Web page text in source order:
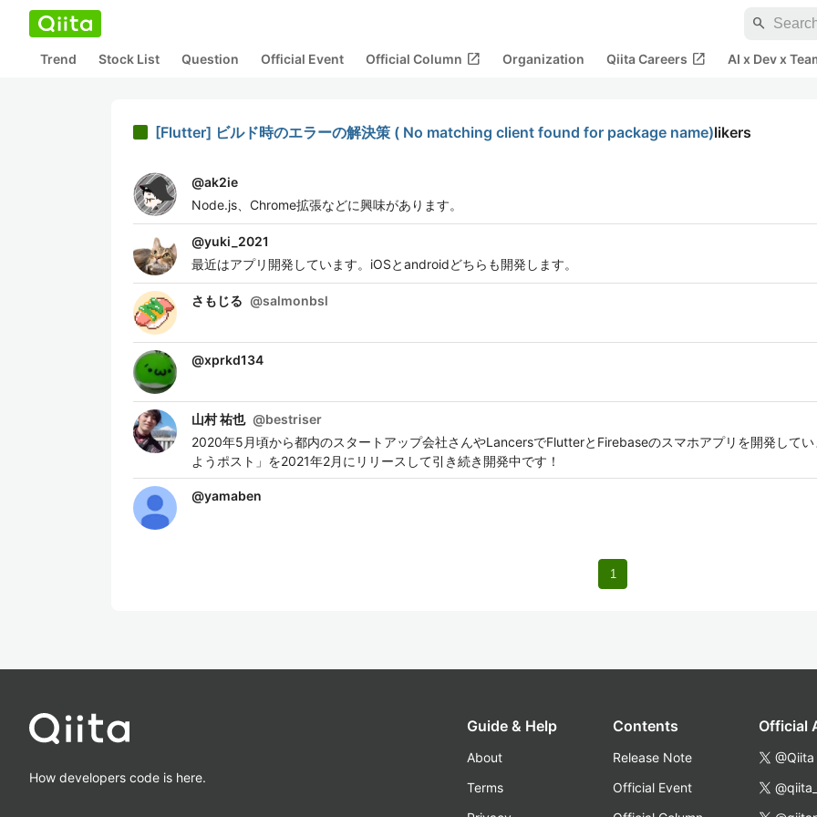
search
Trend Stock List Question Official Event Official Column open_in_new Organization Qiita Careers open_in_new AI x Dev x
[Flutter] ビルド時のエラーの解決策 ( No matching client found for package name)likers
@ak2ie
Node.js、Chrome拡張などに興味があります。
@yuki_2021
最近はアプリ開発しています。iOSとandroidどちらも開発します。
さもじる @salmonbsl
@xprkd134
山村 祐也 @bestriser
2020年5月頃から都内のスタートアップ会社さんやLancersでFlutterとFirebaseのスマホアプリを開発して
ようポスト」を2021年2月にリリースして引き続き開発中です！
@yamaben
1
How developers code is here.
Guide & Help
About
Terms
Contents
Release Note
Official Event
Official
@Qiita